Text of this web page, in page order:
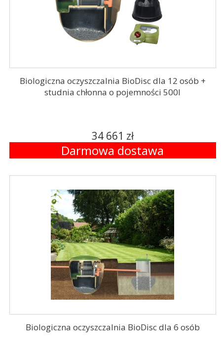
Biologiczna oczyszczalnia BioDisc dla 12 osób +
studnia chłonna o pojemności 500l
34 661 zł
Darmowa dostawa
Biologiczna oczyszczalnia BioDisc dla 6 osób